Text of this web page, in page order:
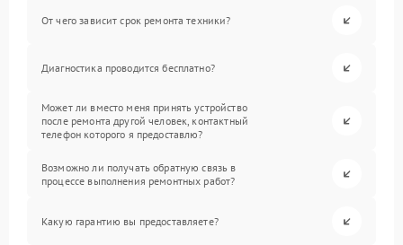
От чего зависит срок ремонта техники?
Диагностика проводится бесплатно?
Может ли вместо меня принять устройство
после ремонта другой человек, контактный
телефон которого я предоставлю?
Возможно ли получать обратную связь в
процессе выполнения ремонтных работ?
Какую гарантию вы предоставляете?